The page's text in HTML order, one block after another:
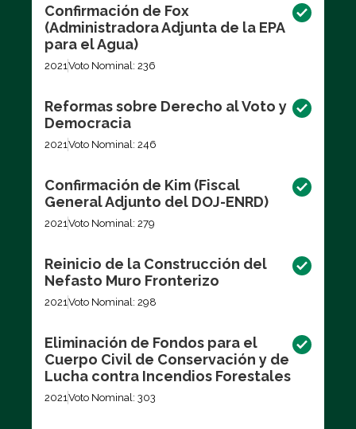
Confirmación de Fox
(Administradora Adjunta de la EPA
para el Agua)
2021Voto Nominal: 236
Reformas sobre Derecho al Voto y
Democracia
2021Voto Nominal: 246
Confirmación de Kim (Fiscal
General Adjunto del DOJ-ENRD)
2021Voto Nominal: 279
Reinicio de la Construcción del
Nefasto Muro Fronterizo
2021Voto Nominal: 298
Eliminación de Fondos para el
Cuerpo Civil de Conservación y de
Lucha contra Incendios Forestales
2021Voto Nominal: 303